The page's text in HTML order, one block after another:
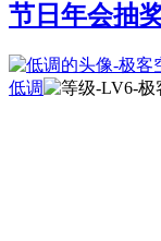
节日年会抽
低调